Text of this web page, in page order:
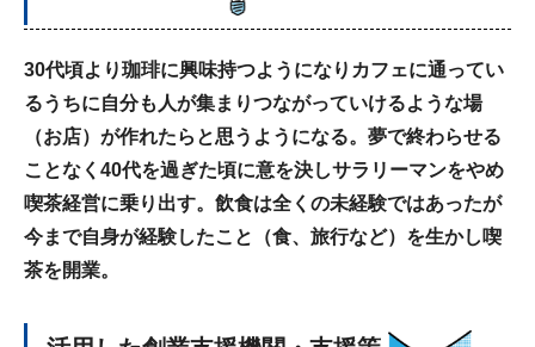
30代頃より珈琲に興味持つようになりカフェに通ってい
るうちに自分も人が集まりつながっていけるような場
（お店）が作れたらと思うようになる。夢で終わらせる
ことなく40代を過ぎた頃に意を決しサラリーマンをやめ
喫茶経営に乗り出す。飲食は全くの未経験ではあったが
今まで自身が経験したこと（食、旅行など）を生かし喫
茶を開業。